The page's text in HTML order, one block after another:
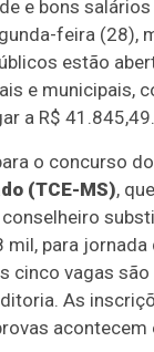
e bons
feira (28),
estão
e municipais,
a R$ 41.845,49.
o concurso
(TCE-MS),
mil, para jornada
cinco vagas
As
acontecem